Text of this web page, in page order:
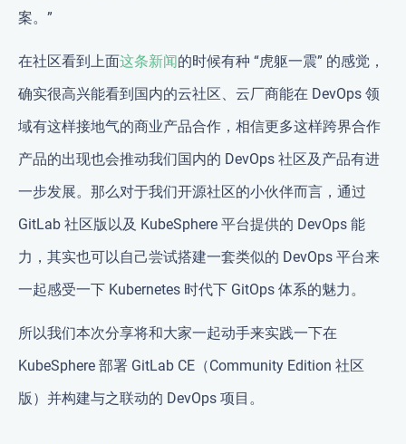
案。”
在社区看到上面这条新闻的时候有种 “虎躯一震” 的感觉，
确实很高兴能看到国内的云社区、云厂商能在 DevOps 领
域有这样接地气的商业产品合作，相信更多这样跨界合作
产品的出现也会推动我们国内的 DevOps 社区及产品有进
一步发展。那么对于我们开源社区的小伙伴而言，通过
GitLab 社区版以及 KubeSphere 平台提供的 DevOps 能
力，其实也可以自己尝试搭建一套类似的 DevOps 平台来
一起感受一下 Kubernetes 时代下 GitOps 体系的魅力。
所以我们本次分享将和大家一起动手来实践一下在
KubeSphere 部署 GitLab CE（Community Edition 社区
版）并构建与之联动的 DevOps 项目。